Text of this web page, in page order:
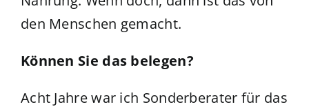
den Menschen gemacht.
Können Sie das belegen?
Acht Jahre war ich Sonderberater für das